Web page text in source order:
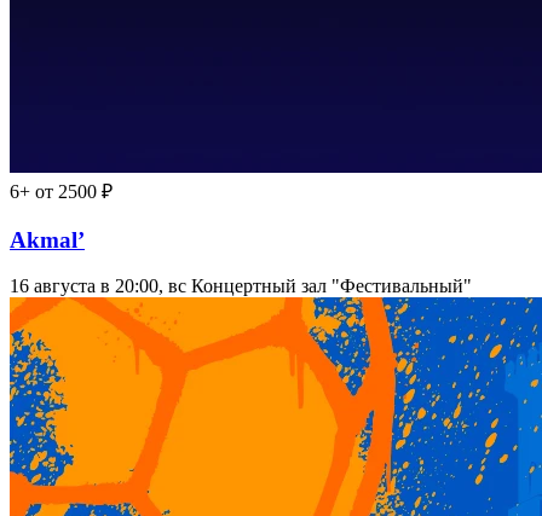
6+ от 2500 ₽
Akmal’
16 августа в 20:00, вс Концертный зал "Фестивальный"